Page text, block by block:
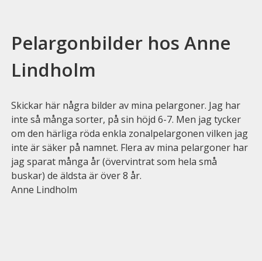
Pelargonbilder hos Anne
Lindholm
Skickar här några bilder av mina pelargoner. Jag har
inte så många sorter, på sin höjd 6-7. Men jag tycker
om den härliga röda enkla zonalpelargonen vilken jag
inte är säker på namnet. Flera av mina pelargoner har
jag sparat många år (övervintrat som hela små
buskar) de äldsta är över 8 år.
Anne Lindholm